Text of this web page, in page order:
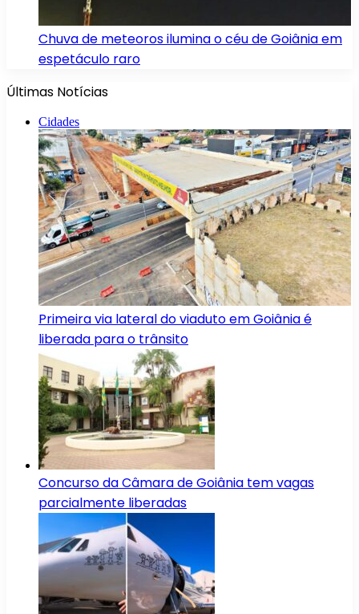
Chuva de meteoros ilumina o céu de Goiânia em
espetáculo raro
Últimas Notícias
Cidades
Primeira via lateral do viaduto em Goiânia é
liberada para o trânsito
Concurso da Câmara de Goiânia tem vagas
parcialmente liberadas